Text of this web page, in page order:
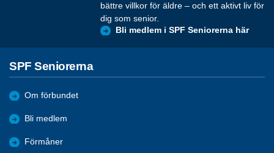
bättre villkor för äldre – och ett aktivt liv för
dig som senior.
Bli medlem i SPF Seniorerna här
SPF Seniorerna
Om förbundet
Bli medlem
Förmåner